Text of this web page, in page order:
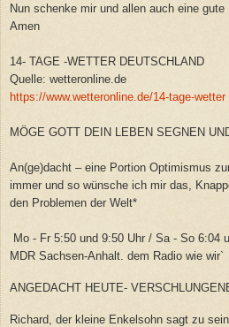
Nun schenke mir und allen auch eine gute
Amen
14- TAGE -WETTER DEUTSCHLAND
Quelle: wetteronline.de
https://www.wetteronline.de/14-tage-wetter
MÖGE GOTT DEIN LEBEN SEGNEN
An(ge)dacht – eine Portion Optimismus
immer und so wünsche ich mir das,
den Problemen der Welt*
Mo - Fr 5:50 und 9:50 Uhr / Sa - So 6:04
MDR Sachsen-Anhalt. dem Radio wie wir`
ANGEDACHT HEUTE-
Richard, der kleine Enkelsohn sagt zu